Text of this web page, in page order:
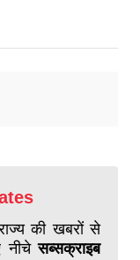
की खबरों से
नीचेसब्सक्राइब